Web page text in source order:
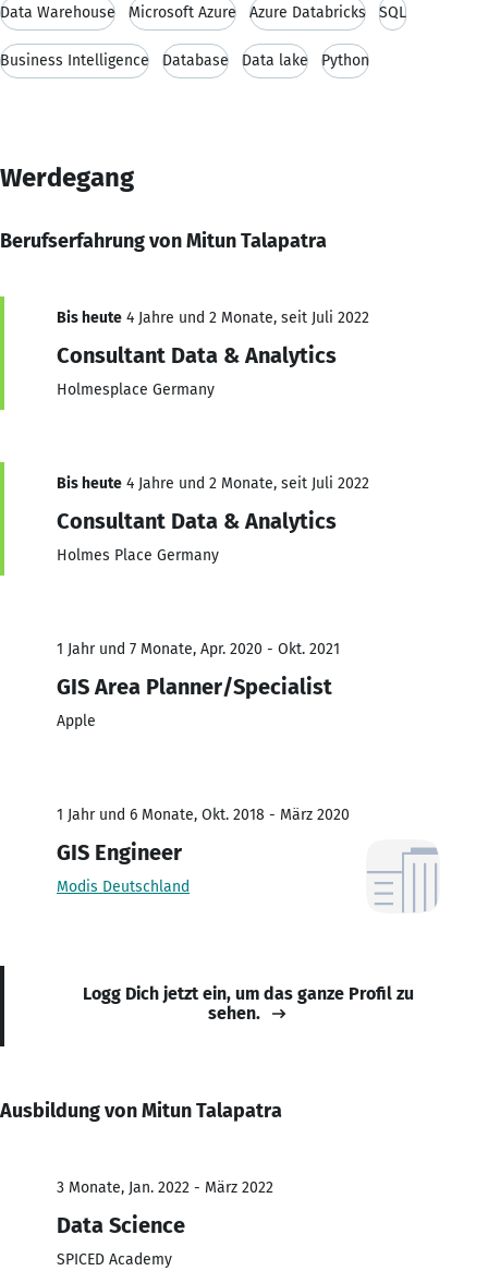
Data Warehouse Microsoft Azure Azure Databricks SQL
Business Intelligence Database Data lake Python
Werdegang
Berufserfahrung von Mitun Talapatra
Bis heute 4 Jahre und 2 Monate, seit Juli 2022
Consultant Data & Analytics
Holmesplace Germany
Bis heute 4 Jahre und 2 Monate, seit Juli 2022
Consultant Data & Analytics
Holmes Place Germany
1 Jahr und 7 Monate, Apr. 2020 - Okt. 2021
GIS Area Planner/Specialist
Apple
1 Jahr und 6 Monate, Okt. 2018 - März 2020
GIS Engineer
Modis Deutschland
Logg Dich jetzt ein, um das ganze Profil zu
sehen.
Ausbildung von Mitun Talapatra
3 Monate, Jan. 2022 - März 2022
Data Science
SPICED Academy